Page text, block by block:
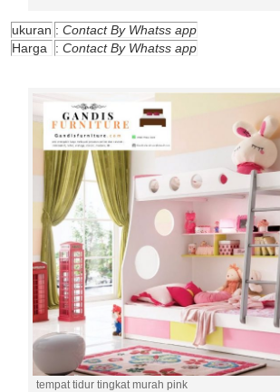
ukuran : Contact By Whatss app
Harga
: Contact By Whatss app
tempat tidur tingkat murah pink